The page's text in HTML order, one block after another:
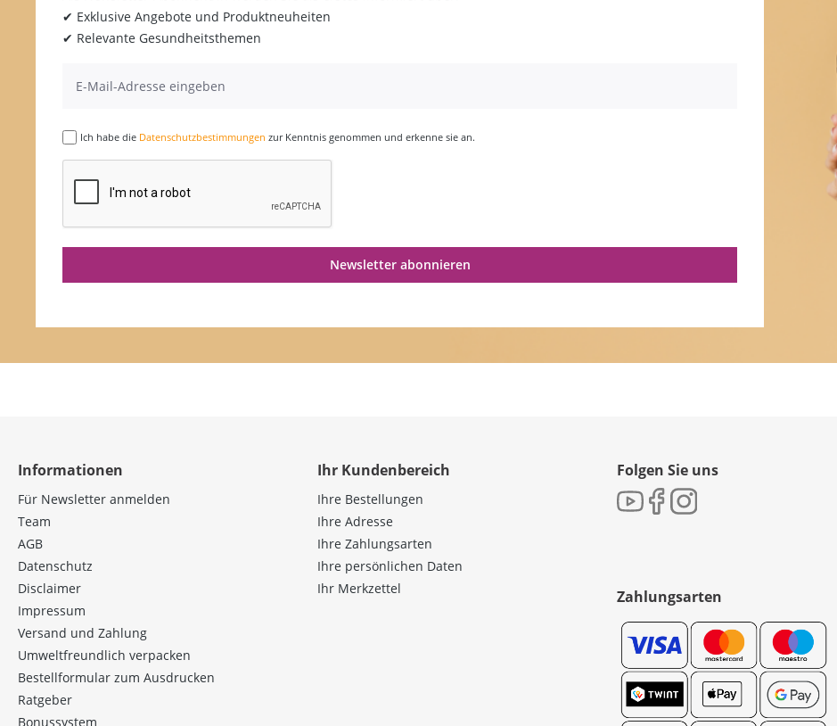
✔ Exklusive Angebote und Produktneuheiten
✔ Relevante Gesundheitsthemen
Ich habe die Datenschutzbestimmungen zur Kenntnis genommen und erkenne sie an.
Newsletter abonnieren
Informationen
Für Newsletter anmelden
Team
AGB
Datenschutz
Disclaimer
Impressum
Versand und Zahlung
Umweltfreundlich verpacken
Bestellformular zum Ausdrucken
Ratgeber
Bonussystem
Ihr Kundenbereich
Ihre Bestellungen
Ihre Adresse
Ihre Zahlungsarten
Ihre persönlichen Daten
Ihr Merkzettel
Folgen Sie uns
Zahlungsarten